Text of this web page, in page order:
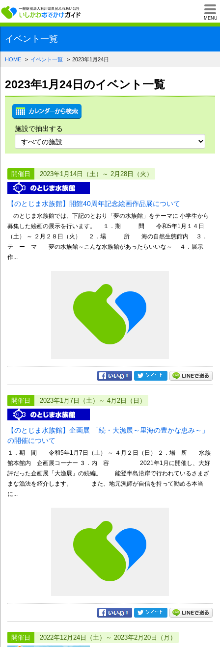
MENU
一般財団法人石川
イベント一覧
HOME イベント一覧 2023年1月24日
2023年1月24日のイベント一覧
施設で抽出する
開催日 2023年1月14日（土）～ 2月28日（火）
【のとじま水族館】開館40周年記念絵画作品展について
のとじま水族館では、下記のとおり「夢の水族館」をテーマに 小学生から
募集した絵画の展示を行います。 １．期 間 令和5年1月１４日
（土） ～ ２月２８日（火） ２．場 所 海の自然生態館内 ３．
テ ー マ 夢の水族館～こんな水族館があったらいいな～ ４．展示
作...
開催日 2023年1月7日（土）～ 4月2日（日）
【のとじま水族館】企画展 「続・大漁展～里海の豊かな恵み～」
の開催について
１．期 間 令和5年1月7日（土） ～ ４月２日（日） ２．場 所 水族
館本館内 企画展コーナー ３．内 容 2021年1月に開催し、大好
評だった企画展「大漁展」の続編。 能登半島沿岸で行われているさまざ
まな漁法を紹介します。 また、地元漁師が自信を持って勧める本当
に...
開催日 2022年12月24日（土）～ 2023年2月20日（月）